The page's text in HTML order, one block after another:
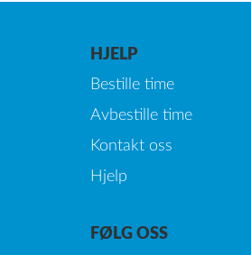
HJELP
Bestille time
Avbestille time
Kontakt oss
Hjelp
FØLG OSS